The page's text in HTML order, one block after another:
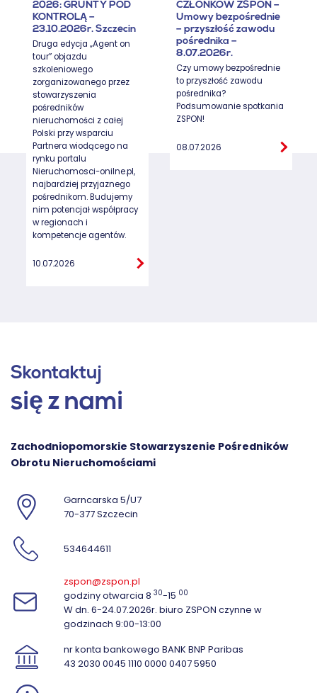
2026: GRUNTY POD
KONTROLĄ –
23.10.2026r. Szczecin
Druga edycja „Agent on
tour” objazdu
szkoleniowego
zorganizowanego przez
stowarzyszenia
pośredników
nieruchomości z całej
Polski przy wsparciu
Partnera wiodącego na
rynku portalu
Nieruchomosci-onilne.pl,
najbardziej przyjaznego
pośrednikom. Budujemy
nim potencjał współpracy
w regionach i
kompetencje agentów.
10.07.2026
CZŁONKÓW ZSPON –
Umowy bezpośrednie
– przyszłość zawodu
pośrednika –
8.07.2026r.
Czy umowy bezpośrednie
to przyszłość zawodu
pośrednika?
Podsumowanie spotkania
ZSPON!
08.07.2026
Skontaktuj
się z nami
Zachodniopomorskie Stowarzyszenie Pośredników
Obrotu Nieruchomościami
Garncarska 5/U7
70-377 Szczecin
534644611
zspon@zspon.pl
godziny otwarcia 8 30-15 00
W dn. 6-24.07.2026r. biuro ZSPON czynne w
godzinach 9:00-13:00
nr konta bankowego BANK BNP Paribas
43 2030 0045 1110 0000 0407 5950